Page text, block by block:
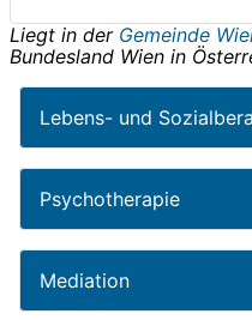
Liegt in der Gemeinde
Bundesland Wien in
Lebens- und
Psychotherapie
Mediation